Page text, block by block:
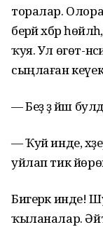
торалар.
берәй хәбәр
ҡуя. Ул өгөт-
сыңлаған
— Беҙ ҙә йәш
— Ҡуй инде,
уйлап тик
Бигерәк инде!
ҡыланалар.